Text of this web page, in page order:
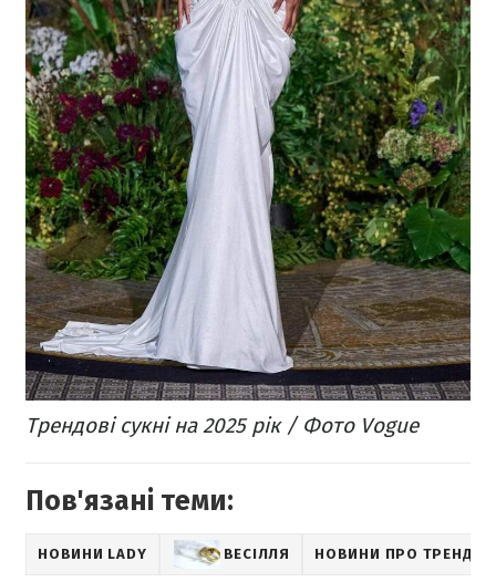
Трендові сукні на 2025 рік / Фото Vogue
Пов'язані теми:
НОВИНИ LADY ВЕСІЛЛЯ НОВИНИ ПРО ТРЕНДИ